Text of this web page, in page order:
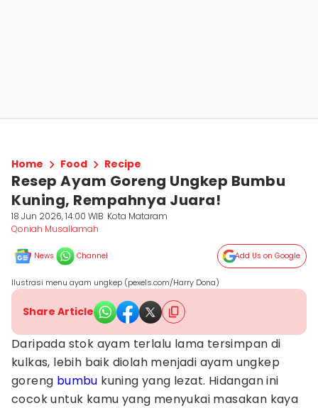
Home Food Recipe
Resep Ayam Goreng Ungkep Bumbu
Kuning, Rempahnya Juara!
18 Jun 2026, 14:00 WIB Kota Mataram
Qoniah Musallamah
News Channel Add Us on Google
Ilustrasi menu ayam ungkep (pexels.com/Harry Dona)
Share Article
Daripada stok ayam terlalu lama tersimpan di
kulkas, lebih baik diolah menjadi ayam ungkep
goreng bumbu kuning yang lezat. Hidangan ini
cocok untuk kamu yang menyukai masakan kaya